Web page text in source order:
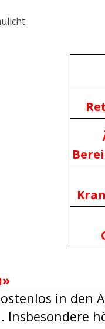
in den
Insbesondere